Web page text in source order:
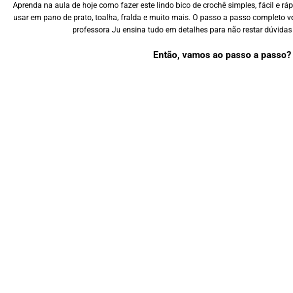
Aprenda na aula de hoje como fazer este lindo bico de crochê simples, fácil e
usar em pano de prato, toalha, fralda e muito mais. O passo a passo completo
professora Ju ensina tudo em detalhes para não restar
Então, vamos ao passo a passo?